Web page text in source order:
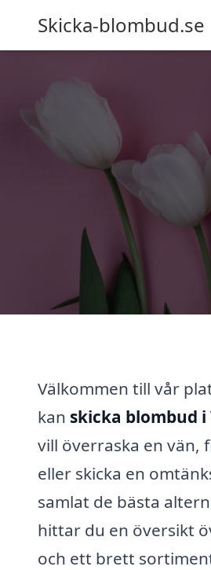
Skicka-blombud.se
Välkommen till vår
kan skicka blombud i
vill överraska en vän,
eller skicka en
samlat de bästa
hittar du en översikt
och ett brett